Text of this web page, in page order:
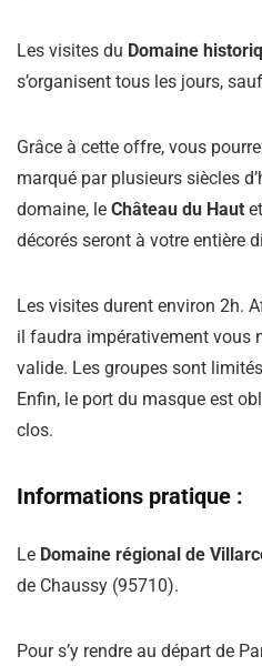
Les visites du Domaine
s’organisent tous les jours,
Grâce à cette offre, vous
marqué par plusieurs siècles
domaine, le Château du Haut
décorés seront à votre entière
Les visites durent environ 2h.
il faudra impérativement vous
valide. Les groupes sont
Enfin, le port du masque est
clos.
Informations pratique :
Le Domaine régional de
de Chaussy (95710).
Pour s’y rendre au départ de